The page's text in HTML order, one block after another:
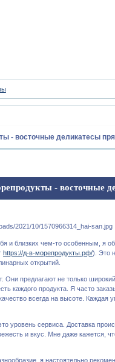
- восточные деликатесы
- восточные
и близких чем-то особенным, я
https://д-в-морепродукты.рф/). Это
открытий.
Они предлагают не только
каждого продукта. Я часто
всегда на высоте. Каждая
уровень сервиса. Доставка
и вкус. Мне даже кажется,
я настоятельно